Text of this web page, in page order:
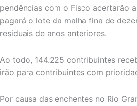
pendências com o Fisco acertarão
pagará o lote da malha fina de
residuais de anos anteriores.
Ao todo, 144.225 contribuintes
irão para contribuintes com
Por causa das enchentes no Rio